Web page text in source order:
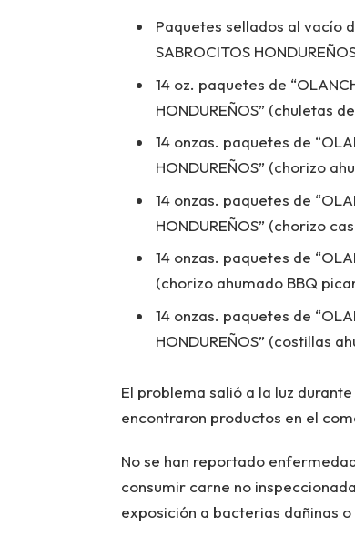
Paquetes sellados al vacío
SABROCITOS
14 oz. paquetes de
HONDUREÑOS” (chuletas
14 onzas. paquetes de
HONDUREÑOS” (chorizo
14 onzas. paquetes de
HONDUREÑOS” (chorizo
14 onzas. paquetes de
(chorizo ​​ahumado BBQ
14 onzas. paquetes de
HONDUREÑOS” (costillas
El problema salió a la luz
encontraron productos en el
No se han reportado
consumir carne no
exposición a bacterias dañinas